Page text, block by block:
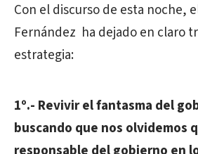
Con el discurso de esta noche,
Fernández ha dejado en claro
estrategia:
1º.- Revivir el fantasma del
buscando que nos olvidemos